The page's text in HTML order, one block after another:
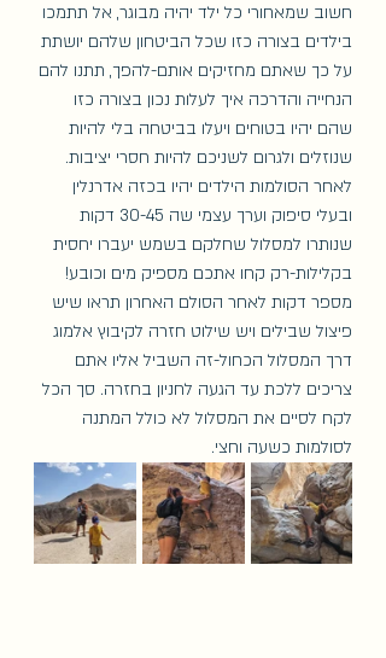
חשוב שמאחורי כל ילד יהיה מבוגר, אל תתמכו
בילדים בצורה כזו שכל הביטחון שלהם יושתת
על כך שאתם מחזיקים אותם-להפך, תתנו להם
הנחייה והדרכה איך לעלות נכון בצורה כזו
שהם יהיו בטוחים ויעלו בביטחה בלי להיות
שנוזלים ולגרום לשניכם להיות חסרי יציבות.
לאחר הסולמות הילדים יהיו בכזה אדרנלין
ובעלי סיפוק וערך עצמי שה 30-45 דקות
שנותרו למסלול שחלקם בשמש יעברו יחסית
בקלילות-רק קחו אתכם מספיק מים וכובע!
מספר דקות לאחר הסולם האחרון תראו שיש
פיצול שבילים ויש שילוט חזרה לקיבוץ אלמוג
דרך המסלול הכחול-זה השביל אליו אתם
צריכים ללכת עד הגעה לחניון בחזרה. סך הכל
לקח לסיים את המסלול לא כולל המתנה
לסולמות כשעה וחצי.